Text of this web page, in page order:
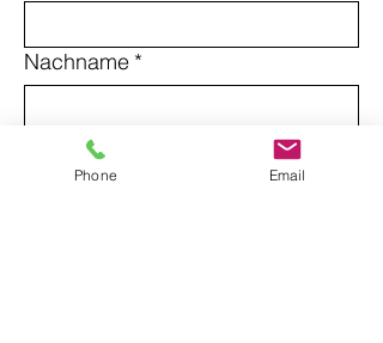
Nachname *
*
Phone Email